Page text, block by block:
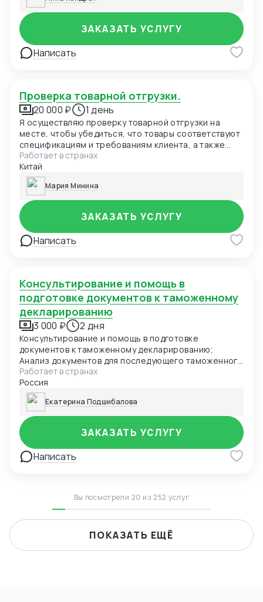
Написать
ЗАКАЗАТЬ УСЛУГУ
Проверка товарной отгрузки.
20 000 ₽ 1 день
Я осуществляю проверку товарной отгрузки на
месте, чтобы убедиться, что товары соответствуют
спецификациям и требованиям клиента, а также
соблюдаются таможенные и законодательные
нормы. Стоимость услуги будет зависеть от объема
и сложности проверки.
Работает в странах
Китай
Мария Минина
Написать
ЗАКАЗАТЬ УСЛУГУ
Консультирование и помощь в
подготовке документов к таможенному
декларированию
3 000 ₽ 2 дня
Консультирование и помощь в подготовке
документов к таможенному декларированию;
Анализ документов для последующего таможенного
декларирования
Работает в странах
Россия
Екатерина Подшибалова
Написать
ЗАКАЗАТЬ УСЛУГУ
Вы посмотрели 20 из 252 услуг
ПОКАЗАТЬ ЕЩЁ